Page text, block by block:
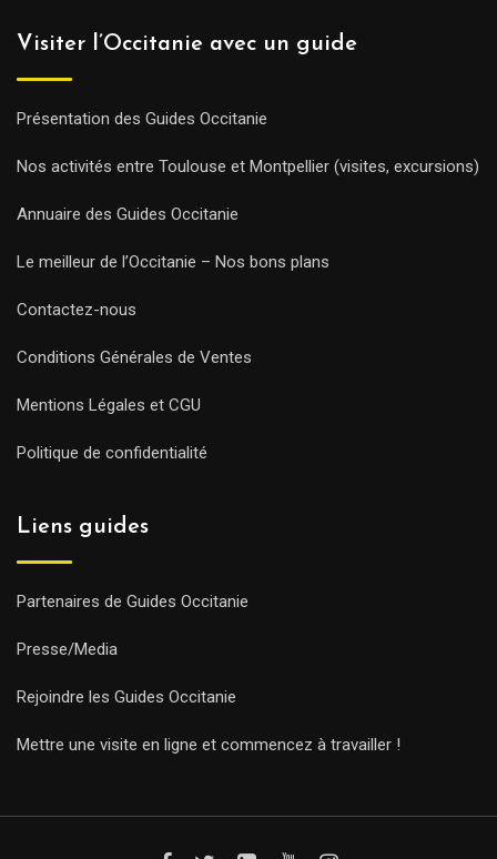
Visiter l’Occitanie avec un guide
Présentation des Guides Occitanie
Nos activités entre Toulouse et Montpellier (visites, excursions)
Annuaire des Guides Occitanie
Le meilleur de l’Occitanie – Nos bons plans
Contactez-nous
Conditions Générales de Ventes
Mentions Légales et CGU
Politique de confidentialité
Liens guides
Partenaires de Guides Occitanie
Presse/Media
Rejoindre les Guides Occitanie
Mettre une visite en ligne et commencez à travailler !